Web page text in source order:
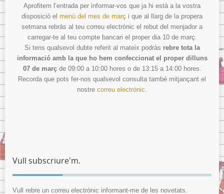
Aprofitem l’entrada per informar-vos que ja hi està a la vostra
disposició el menú del mes de març i que al llarg de la propera
setmana rebràs al teu correu electrònic el rebut del menjador a
carregar-te al teu compte bancari el proper dia 10 de març.
Si tens qualsevol dubte referit al mateix podràs rebre tota la
informació amb la que ho hem confeccionat el proper dilluns
07 de marçde 09:00 a 10:00 hores o de 13:15 a 14:00 hores.
Recorda que pots fer-nos qualsevol consulta també mitjançant el
nostre correu electrònic.
Vull subscriure'm.
Vull rebre un correu electrònic informant-me de les novetats.